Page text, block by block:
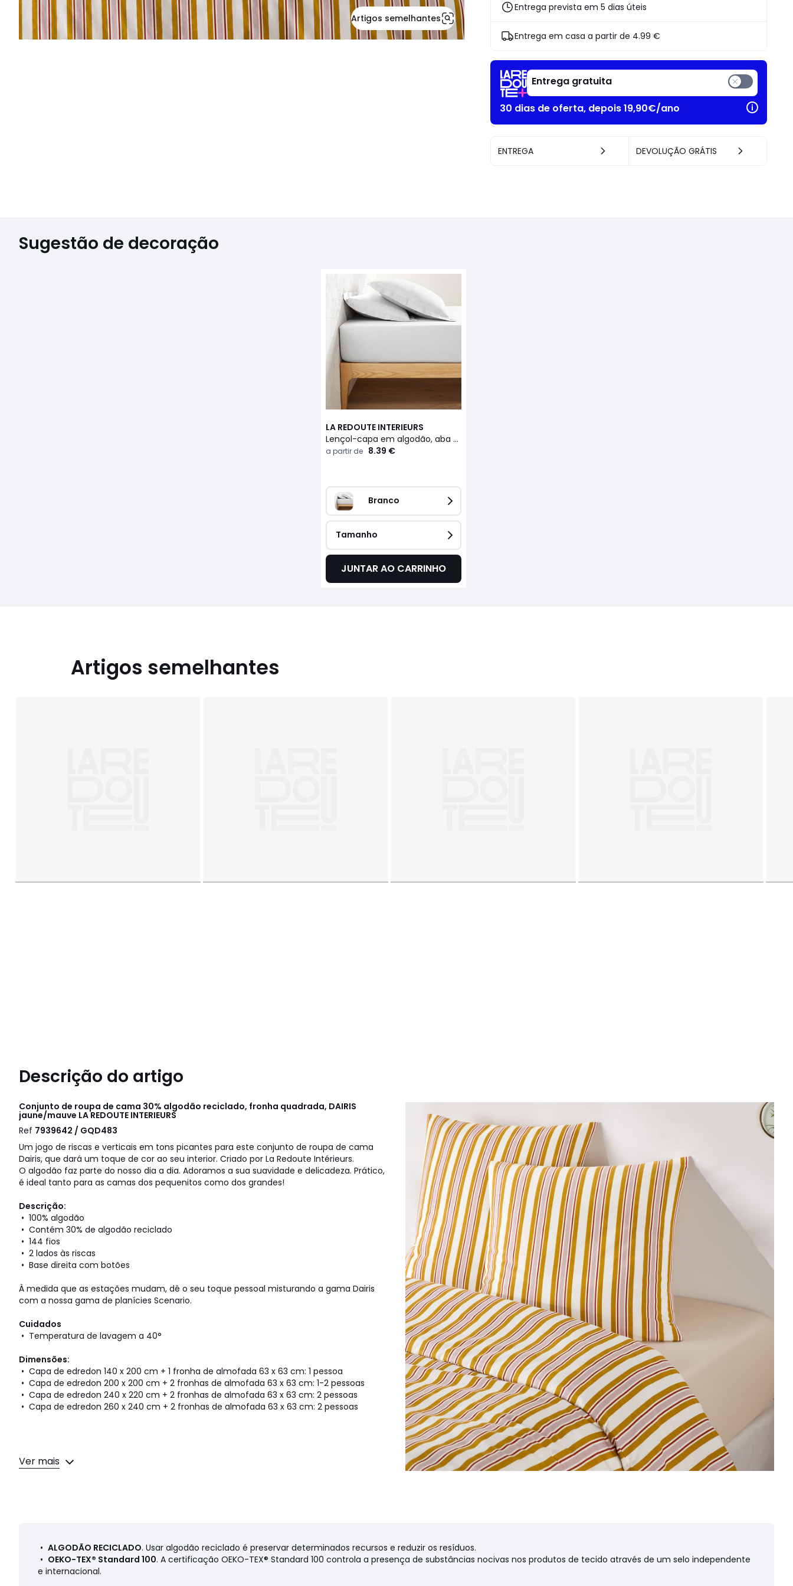
Artigos semelhantes
descontoEntrega prevista em 5 dias úteis
Entrega em casa a partir de 4.99 €
Entrega gratuita
30 dias de oferta, depois 19,90€/ano
ENTREGA DEVOLUÇÃO GRÁTIS
Sugestão de decoração
LA REDOUTE INTERIEURS
Lençol-capa em algodão, aba de 25 cm, Scenario
a partir de 8.39 €
Branco
Tamanho
JUNTAR AO CARRINHO
Artigos semelhantes
Descrição do artigo
Conjunto de roupa de cama 30% algodão reciclado, fronha quadrada, DAIRIS
jaune/mauve LA REDOUTE INTERIEURS
Ref 7939642 / GQD483
Um jogo de riscas e verticais em tons picantes para este conjunto de roupa de cama
Dairis, que dará um toque de cor ao seu interior. Criado por La Redoute Intérieurs.
O algodão faz parte do nosso dia a dia. Adoramos a sua suavidade e delicadeza. Prático,
é ideal tanto para as camas dos pequenitos como dos grandes!
Descrição:
• 100% algodão
• Contém 30% de algodão reciclado
• 144 fios
• 2 lados às riscas
• Base direita com botões
À medida que as estações mudam, dê o seu toque pessoal misturando a gama Dairis
com a nossa gama de planícies Scenario.
Cuidados
• Temperatura de lavagem a 40°
Dimensões:
• Capa de edredon 140 x 200 cm + 1 fronha de almofada 63 x 63 cm: 1 pessoa
• Capa de edredon 200 x 200 cm + 2 fronhas de almofada 63 x 63 cm: 1-2 pessoas
• Capa de edredon 240 x 220 cm + 2 fronhas de almofada 63 x 63 cm: 2 pessoas
• Capa de edredon 260 x 240 cm + 2 fronhas de almofada 63 x 63 cm: 2 pessoas
Ver mais
• ALGODÃO RECICLADO. Usar algodão reciclado é preservar determinados recursos e reduzir os resíduos.
• OEKO-TEX® Standard 100. A certificação OEKO-TEX® Standard 100 controla a presença de substâncias nocivas nos produtos de tecido através de um selo independente
e internacional.